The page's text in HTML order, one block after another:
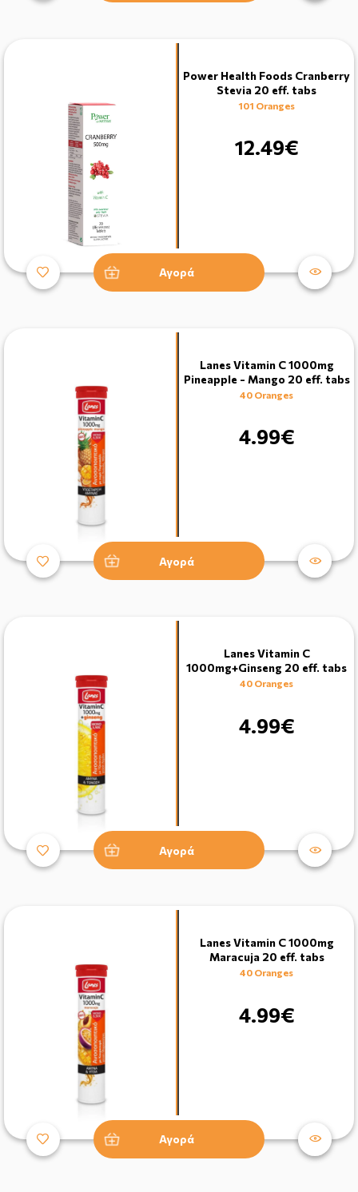
Power Health Foods Cranberry
Stevia 20 eff. tabs
101 Oranges
12.49€
Αγορά
Lanes Vitamin C 1000mg
Pineapple - Mango 20 eff. tabs
40 Oranges
4.99€
Αγορά
Lanes Vitamin C
1000mg+Ginseng 20 eff. tabs
40 Oranges
4.99€
Αγορά
Lanes Vitamin C 1000mg
Maracuja 20 eff. tabs
40 Oranges
4.99€
Αγορά